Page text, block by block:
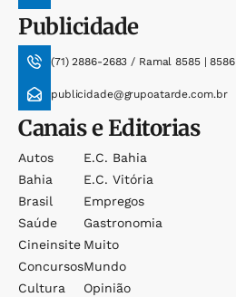
Publicidade
(71) 2886-2683 / Ramal 8585 | 8586
publicidade@grupoatarde.com.br
Canais e Editorias
Autos
Bahia
Brasil
Saúde
Cineinsite
Concursos
Cultura
E.c. Bahia
E.c. Vitória
Empregos
Gastronomia
Muito
Mundo
Opinião